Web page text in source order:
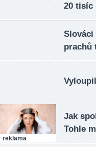
20 tisíc
prachů
reklama
Jak
Tohle